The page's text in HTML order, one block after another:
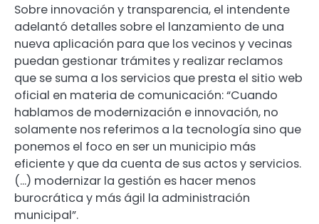
Sobre innovación y transparencia, el intendente
adelantó detalles sobre el lanzamiento de una
nueva aplicación para que los vecinos y vecinas
puedan gestionar trámites y realizar reclamos
que se suma a los servicios que presta el sitio web
oficial en materia de comunicación: “Cuando
hablamos de modernización e innovación, no
solamente nos referimos a la tecnología sino que
ponemos el foco en ser un municipio más
eficiente y que da cuenta de sus actos y servicios.
(…) modernizar la gestión es hacer menos
burocrática y más ágil la administración
municipal”.